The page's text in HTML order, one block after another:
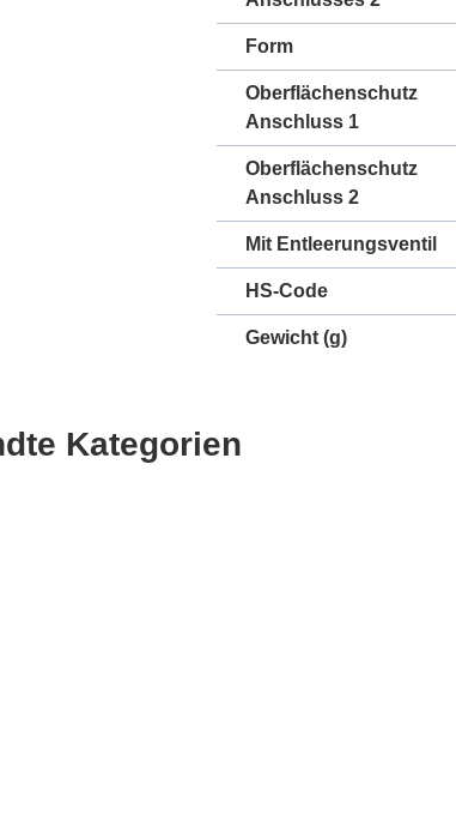
Form
Oberflächenschutz
Anschluss 1
Oberflächenschutz
Anschluss 2
Mit Entleerungsventil
HS-Code
Gewicht (g)
Kategorien